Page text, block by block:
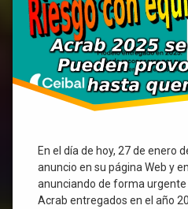
En el día de hoy, 27 de enero
anuncio en su página Web y
anunciando de forma
Acrab entregados en el año